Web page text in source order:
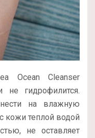
Ocean Cleanser
не гидрофилится.
на влажную
кожи теплой водой
не оставляет